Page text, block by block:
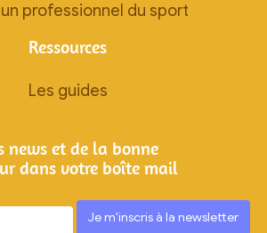
professionnel du sport
Ressources
Les guides
news et de la bonne
dans votre boîte mail